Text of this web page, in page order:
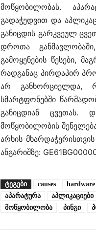
მოწყობილობას.
გადაჭედვით და
განიცდის გარკვეულ
დროთა
გამოყენების წესები,
რადგანაც პირდაპირ
არ განხორციელდა,
სმარტფონებში
განიცდიან
მოწყობილობის
არხის
ანგარიშზე:
ᲢᲔᲒᲔᲑᲘ causes hardware
აპარატურა
აპლიკაციები
მოწყობილობა
პინგი